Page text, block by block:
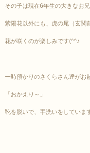
その子は現在6年生の大きなお
紫陽花以外にも、虎の尾（玄関
花が咲くのが楽しみです(^^♪
一時預かりのさくらさん達がお
「おかえり～」
靴を脱いで、手洗いをしていま